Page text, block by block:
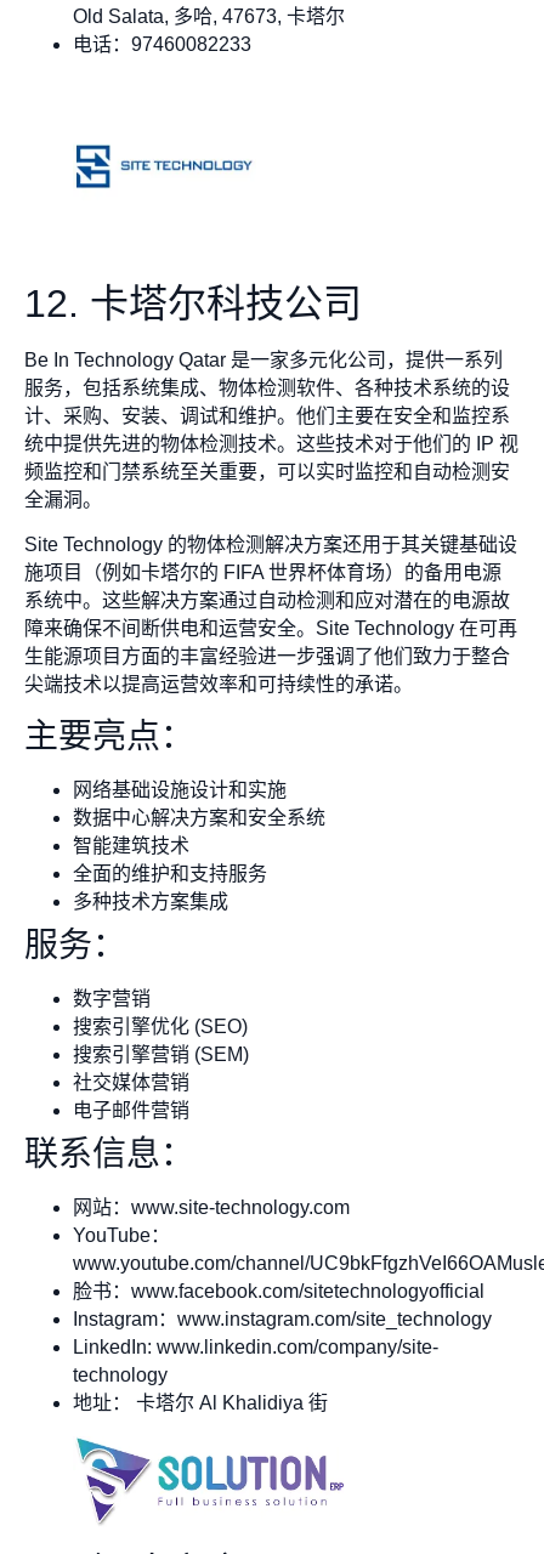
Old Salata, 多哈, 47673, 卡塔尔
电话：97460082233
12. 卡塔尔科技公司
Be In Technology Qatar 是一家多元化公司，提供一系列
服务，包括系统集成、物体检测软件、各种技术系统的设
计、采购、安装、调试和维护。他们主要在安全和监控系
统中提供先进的物体检测技术。这些技术对于他们的 IP 视
频监控和门禁系统至关重要，可以实时监控和自动检测安
全漏洞。
Site Technology 的物体检测解决方案还用于其关键基础设
施项目（例如卡塔尔的 FIFA 世界杯体育场）的备用电源
系统中。这些解决方案通过自动检测和应对潜在的电源故
障来确保不间断供电和运营安全。Site Technology 在可再
生能源项目方面的丰富经验进一步强调了他们致力于整合
尖端技术以提高运营效率和可持续性的承诺。
主要亮点：
网络基础设施设计和实施
数据中心解决方案和安全系统
智能建筑技术
全面的维护和支持服务
多种技术方案集成
服务：
数字营销
搜索引擎优化 (SEO)
搜索引擎营销 (SEM)
社交媒体营销
电子邮件营销
联系信息：
网站：www.site-technology.com
YouTube：
www.youtube.com/channel/
脸书：www.facebook.com/sitetechnologyofficial
Instagram：www.instagram.com/site_technology
LinkedIn: www.linkedin.com/company/site-
technology
地址： 卡塔尔 Al Khalidiya 街